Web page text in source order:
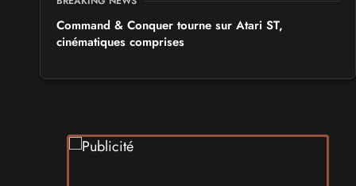
Command & Conquer tourne sur Atari ST,
cinématiques comprises